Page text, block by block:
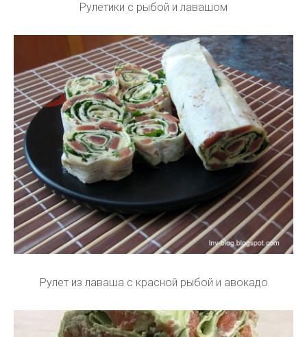
Рулетики с рыбой и лавашом
Рулет из лаваша с красной рыбой и авокадо